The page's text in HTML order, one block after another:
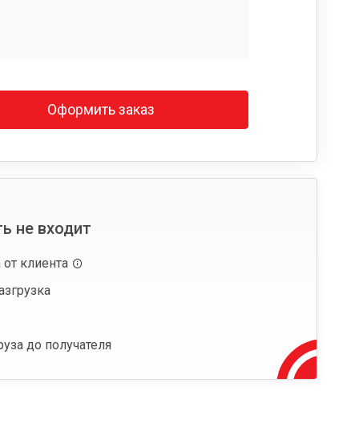
Оформить заказ
не входит
от клиента
до получателя